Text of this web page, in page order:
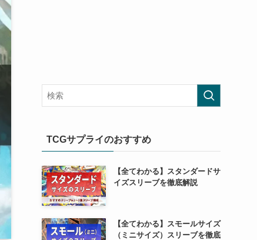
TCGサプライのおすすめ
【全てわかる】スタンダードサ
イズスリーブを徹底解説
【全てわかる】スモールサイズ
（ミニサイズ）スリーブを徹底